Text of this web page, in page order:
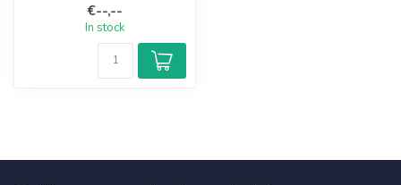
...
€--,--
In stock